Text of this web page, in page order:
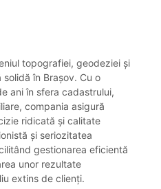
topografiei, geodeziei și
în Brașov. Cu o
ani în sfera cadastrului,
compania asigură
ridicată și calitate
și seriozitatea
gestionarea eficientă
unor rezultate
extins de clienți.